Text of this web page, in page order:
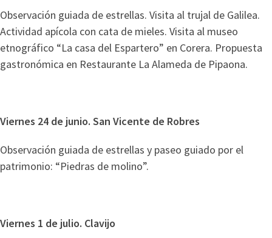
Observación guiada de estrellas. Visita al trujal de Galilea.
Actividad apícola con cata de mieles. Visita al museo
etnográfico “La casa del Espartero” en Corera. Propuesta
gastronómica en Restaurante La Alameda de Pipaona.
Viernes 24 de junio. San Vicente de Robres
Observación guiada de estrellas y paseo guiado por el
patrimonio: “Piedras de molino”.
Viernes 1 de julio. Clavijo